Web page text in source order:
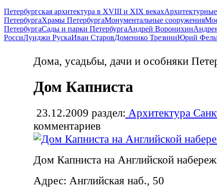
Петербургская архитектура в XVIII и XIX веках
ПетербургаХрамы ПетербургаМонументальные сооружения
ПетербургаСады и парки ПетербургаАндрей Воронихин
РоссиЛуиджи РускаИван СтаровДоменико ТрезиниЮрий
Дома, усадьбы, дачи и особняки
Дом Капниста
23.12.2009 раздел: Архитектура
комментариев
Дом Капниста на Английской
Адрес: Английская наб., 50